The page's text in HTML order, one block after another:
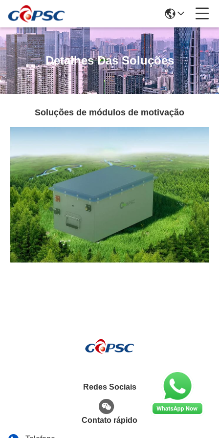
Detalhes Das Soluções
Soluções de módulos de motivação
Redes Sociais
Contato rápido